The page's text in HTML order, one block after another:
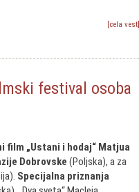
[cela vest]
festival osoba
film „Ustani i hodaj“ Matjua
Dobrovske (Poljska), a za
Specijalna priznanja